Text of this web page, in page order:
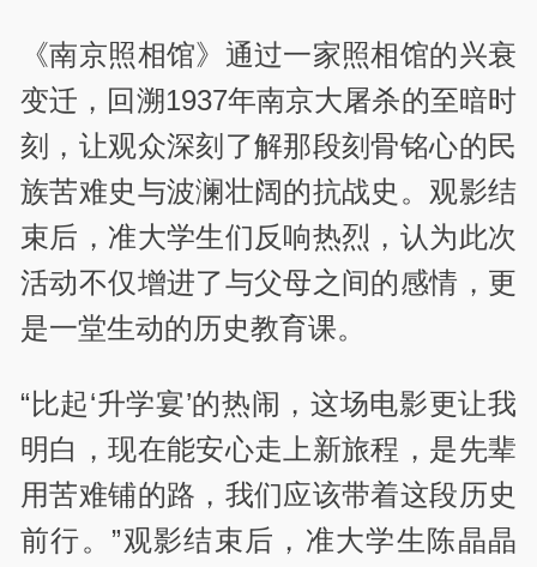
《南京照相馆》通过一家照相馆的兴衰
变迁，回溯1937年南京大屠杀的至暗时
刻，让观众深刻了解那段刻骨铭心的民
族苦难史与波澜壮阔的抗战史。观影结
束后，准大学生们反响热烈，认为此次
活动不仅增进了与父母之间的感情，更
是一堂生动的历史教育课。
“比起‘升学宴’的热闹，这场电影更让我
明白，现在能安心走上新旅程，是先辈
用苦难铺的路，我们应该带着这段历史
前行。”观影结束后，准大学生陈晶晶